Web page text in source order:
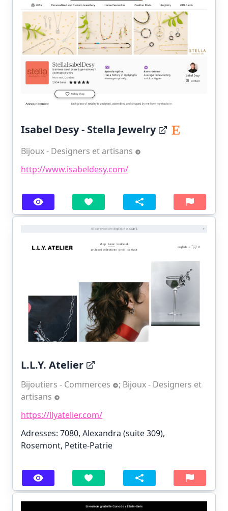
Isabel Desy - Stella Jewelry
Bijoux - Designers et artisans
http://www.isabeldesy.com/
L.L.Y. Atelier
Bijoutiers - Commerces ; Bijoux - Designers et
artisans
https://llyatelier.com/
Adresses: 7080, Alexandra (suite 309),
Rosemont, Petite-Patrie